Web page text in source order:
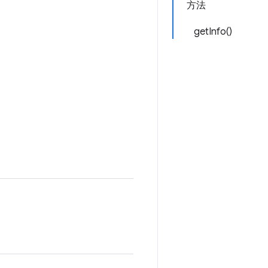
方法
getInfo()